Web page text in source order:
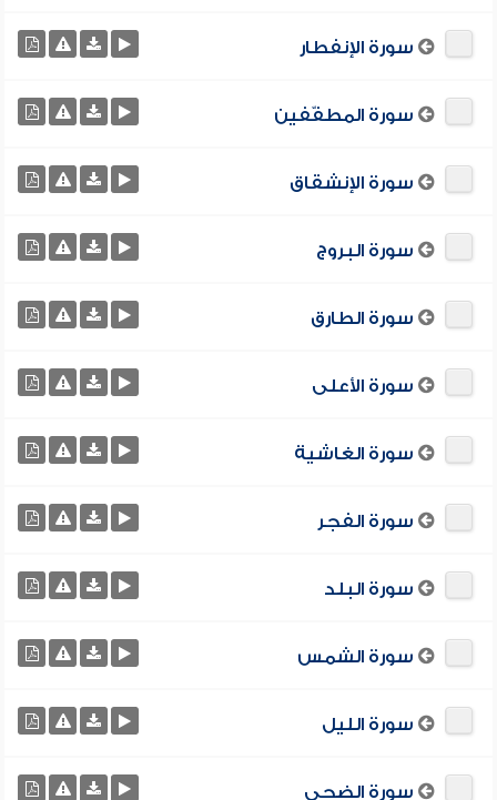
سورة الإنفطار
سورة المطفّفين
سورة الإنشقاق
سورة البروج
سورة الطارق
سورة الأعلى
سورة الغاشية
سورة الفجر
سورة البلد
سورة الشمس
سورة الليل
سورة الضحى